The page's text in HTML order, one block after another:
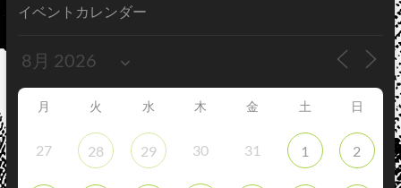
イベントカレンダー
月 火 水 木 金 土 日
27 28 29 30 31 1 2